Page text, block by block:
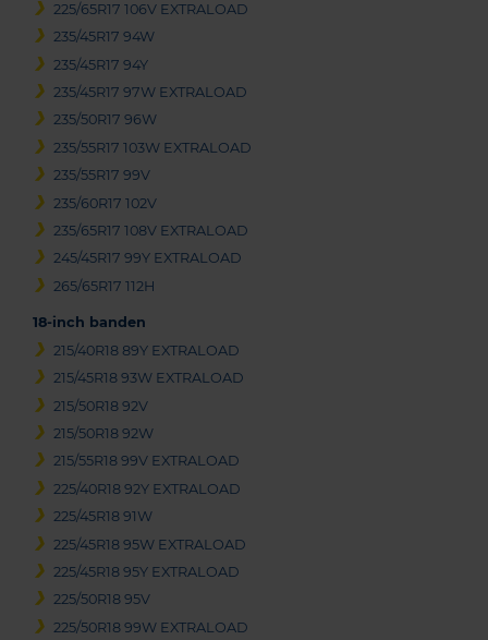
225/65R17 106V EXTRALOAD
235/45R17 94W
235/45R17 94Y
235/45R17 97W EXTRALOAD
235/50R17 96W
235/55R17 103W EXTRALOAD
235/55R17 99V
235/60R17 102V
235/65R17 108V EXTRALOAD
245/45R17 99Y EXTRALOAD
265/65R17 112H
18-inch banden
215/40R18 89Y EXTRALOAD
215/45R18 93W EXTRALOAD
215/50R18 92V
215/50R18 92W
215/55R18 99V EXTRALOAD
225/40R18 92Y EXTRALOAD
225/45R18 91W
225/45R18 95W EXTRALOAD
225/45R18 95Y EXTRALOAD
225/50R18 95V
225/50R18 99W EXTRALOAD